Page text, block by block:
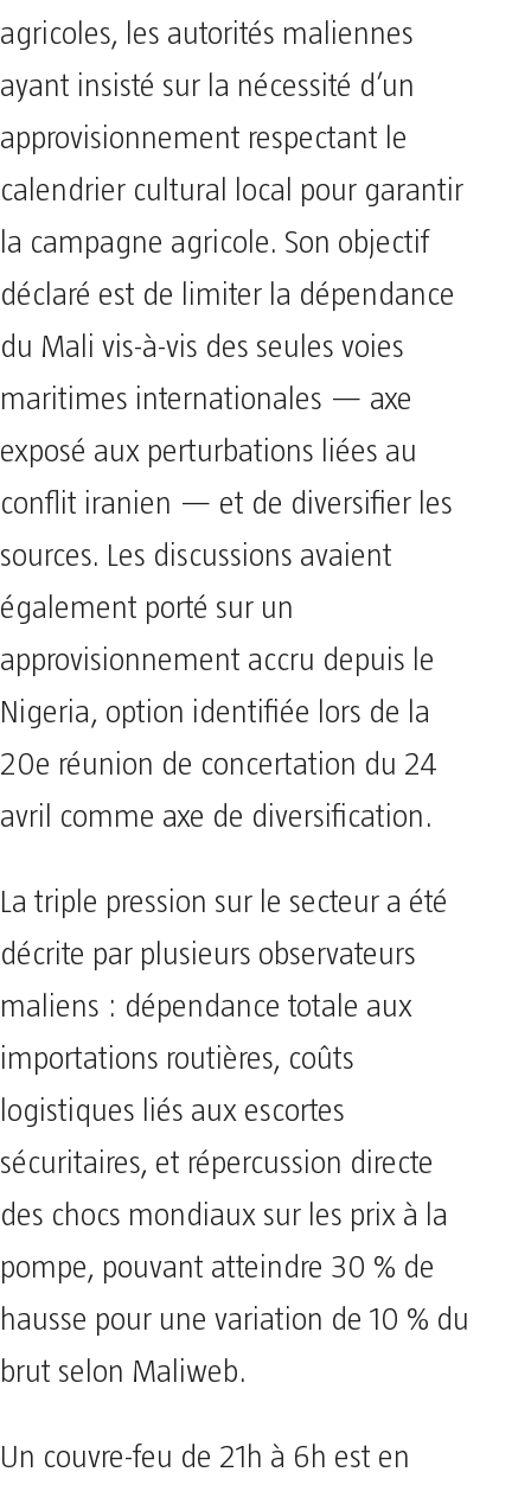
agricoles, les autorités maliennes
ayant insisté sur la nécessité d’un
approvisionnement respectant le
calendrier cultural local pour garantir
la campagne agricole. Son objectif
déclaré est de limiter la dépendance
du Mali vis-à-vis des seules voies
maritimes internationales — axe
exposé aux perturbations liées au
conflit iranien — et de diversifier les
sources. Les discussions avaient
également porté sur un
approvisionnement accru depuis le
Nigeria, option identifiée lors de la
20e réunion de concertation du 24
avril comme axe de diversification.
La triple pression sur le secteur a été
décrite par plusieurs observateurs
maliens : dépendance totale aux
importations routières, coûts
logistiques liés aux escortes
sécuritaires, et répercussion directe
des chocs mondiaux sur les prix à la
pompe, pouvant atteindre 30 % de
hausse pour une variation de 10 % du
brut selon Maliweb.
Un couvre-feu de 21h à 6h est en